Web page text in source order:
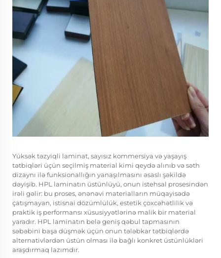
Yüksək təzyiqli laminat, sayısız kommersiya və yaşayış
tətbiqləri üçün seçilmiş material kimi qeydə alınıb və səth
dizaynı ilə funksionallığın yanaşılmasını əsaslı şəkildə
dəyişib. HPL laminatın üstünlüyü, onun istehsal prosesindən
irəli gəlir: bu proses, ənənəvi materialların müqayisədə
çatışmayan, istisnai dözümlülük, estetik çoxcəhətlilik və
praktik iş performansı xüsusiyyətlərinə malik bir material
yaradır. HPL laminatın belə geniş qəbul tapmasının
səbəbini başa düşmək üçün onun tələbkar tətbiqlərdə
alternativlərdən üstün olması ilə bağlı konkret üstünlükləri
araşdırmaq lazımdır.